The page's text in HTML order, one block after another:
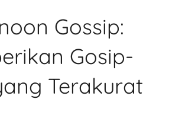
Gossip:
Gosip-
Terakurat